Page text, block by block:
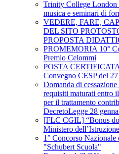
Trinity College
musica e seminari di
VEDERE, FARE,
DEL SITO
PROPOSTA
PROMEMORIA 10°
Premio Celommi
POSTA
Convegno CESP del
Domanda di
requisiti maturati entro
per il trattamento
DecretoLegge 28
[FLC CGIL] “Bonus
Ministero dell’Istruzione
1° Concorso
"Schubert Scuola"